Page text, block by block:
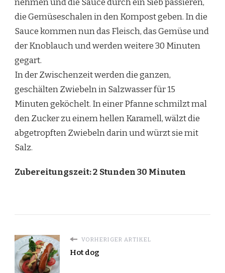
die Gemüseschalen in den Kompost geben. In die
Sauce kommen nun das Fleisch, das Gemüse und
der Knoblauch und werden weitere 30 Minuten
gegart.
In der Zwischenzeit werden die ganzen,
geschälten Zwiebeln in Salzwasser für 15
Minuten geköchelt. In einer Pfanne schmilzt mal
den Zucker zu einem hellen Karamell, wälzt die
abgetropften Zwiebeln darin und würzt sie mit
Salz.
Zubereitungszeit: 2 Stunden 30 Minuten
VORHERIGER ARTIKEL
Hot dog